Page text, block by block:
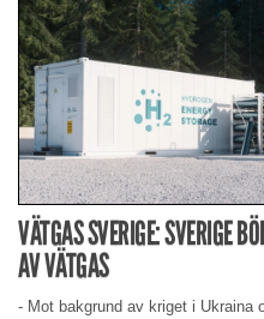
VÄTGAS SVERIGE: SVERIGE
AV VÄTGAS
- Mot bakgrund av kriget i Ukraina